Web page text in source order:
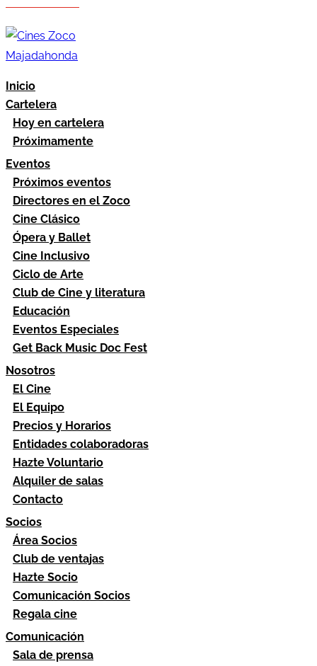
Inicio
Cartelera
Hoy en cartelera
Próximamente
Eventos
Próximos eventos
Directores en el Zoco
Cine Clásico
Ópera y Ballet
Cine Inclusivo
Ciclo de Arte
Club de Cine y literatura
Educación
Eventos Especiales
Get Back Music Doc Fest
Nosotros
El Cine
El Equipo
Precios y Horarios
Entidades colaboradoras
Hazte Voluntario
Alquiler de salas
Contacto
Socios
Área Socios
Club de ventajas
Hazte Socio
Comunicación Socios
Regala cine
Comunicación
Sala de prensa